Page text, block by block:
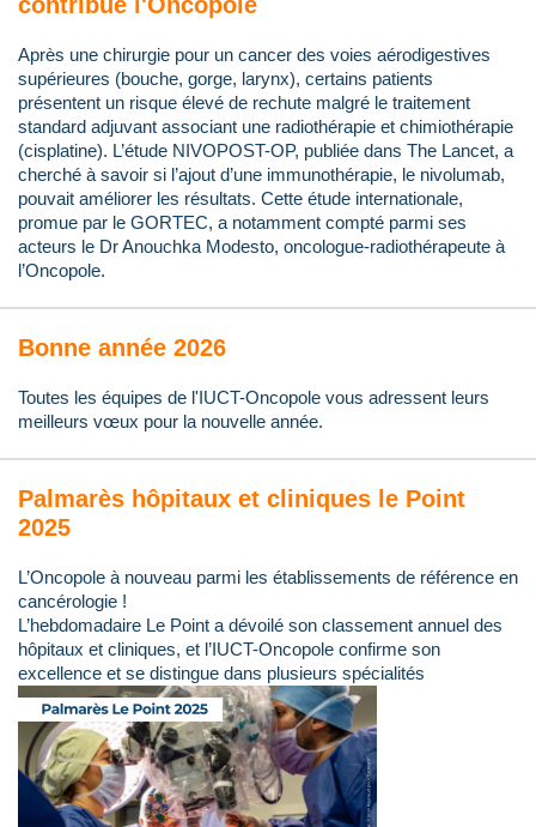
Après une chirurgie pour un cancer des voies aérodigestives
supérieures (bouche, gorge, larynx), certains patients
présentent un risque élevé de rechute malgré le traitement
standard adjuvant associant une radiothérapie et chimiothérapie
(cisplatine). L’étude NIVOPOST-OP, publiée dans The Lancet, a
cherché à savoir si l’ajout d’une immunothérapie, le nivolumab,
pouvait améliorer les résultats. Cette étude internationale,
promue par le GORTEC, a notamment compté parmi ses
acteurs le Dr Anouchka Modesto, oncologue-radiothérapeute à
l’Oncopole.
Bonne année 2026
Toutes les équipes de l'IUCT-Oncopole vous adressent leurs
meilleurs vœux pour la nouvelle année.
Palmarès hôpitaux et cliniques le Point
2025
L’Oncopole à nouveau parmi les établissements de référence en
cancérologie !
L’hebdomadaire Le Point a dévoilé son classement annuel des
hôpitaux et cliniques, et l’IUCT-Oncopole confirme son
excellence et se distingue dans plusieurs spécialités